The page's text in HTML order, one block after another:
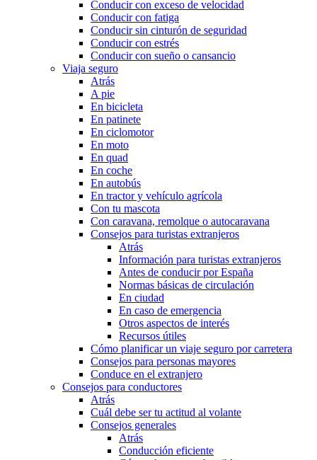
Conducir con exceso de velocidad
Conducir con fatiga
Conducir sin cinturón de seguridad
Conducir con estrés
Conducir con sueño o cansancio
Viaja seguro
Atrás
A pie
En bicicleta
En patinete
En ciclomotor
En moto
En quad
En coche
En autobús
En tractor y vehículo agrícola
Con tu mascota
Con caravana, remolque o autocaravana
Consejos para turistas extranjeros
Atrás
Información para turistas extranjeros
Antes de conducir por España
Normas básicas de circulación
En ciudad
En caso de emergencia
Otros aspectos de interés
Recursos útiles
Cómo planificar un viaje seguro por carretera
Consejos para personas mayores
Conduce en el extranjero
Consejos para conductores
Atrás
Cuál debe ser tu actitud al volante
Consejos generales
Atrás
Conducción eficiente